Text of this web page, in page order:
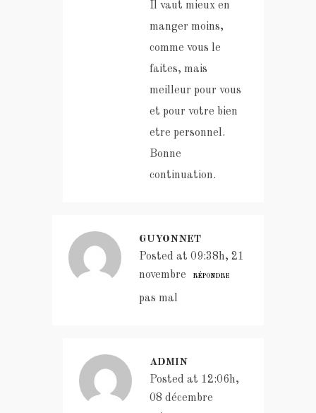
Il vaut mieux en
manger moins,
comme vous le
faites, mais
meilleur pour vous
et pour votre bien
etre personnel.
Bonne
continuation.
GUYONNET
Posted at 09:38h, 21
novembre
RÉPONDRE
pas mal
ADMIN
Posted at 12:06h,
08 décembre